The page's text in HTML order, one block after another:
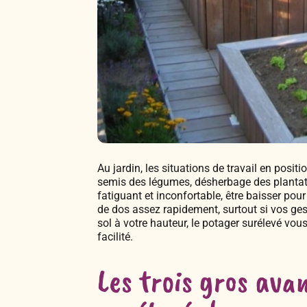
Au jardin, les situations de travail en
semis des légumes, désherbage des
fatiguant et inconfortable, être baisser
de dos assez rapidement, surtout si vos
sol à votre hauteur, le potager surélevé
facilité.
Les trois gros